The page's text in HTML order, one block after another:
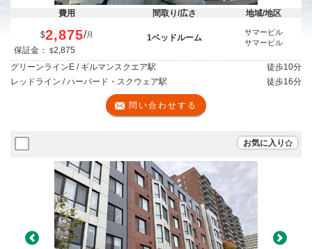
費用 間取り/広さ 地域/地区
$2,875/月
保証金： $2,875
1ベッドルーム
サマービル
サマービル
グリーンラインE / ギルマンスクエア駅 徒歩10分
レッドライン / ハーバード・スクウェア駅
徒歩16分
問い合わせする
お気に入り
Previous Next